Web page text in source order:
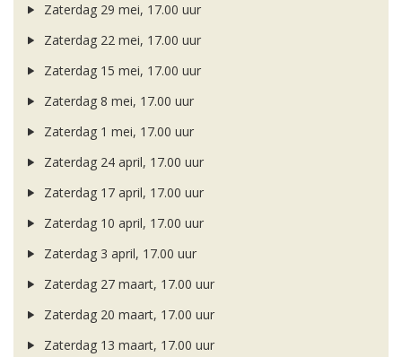
Zaterdag 29 mei, 17.00 uur
Zaterdag 22 mei, 17.00 uur
Zaterdag 15 mei, 17.00 uur
Zaterdag 8 mei, 17.00 uur
Zaterdag 1 mei, 17.00 uur
Zaterdag 24 april, 17.00 uur
Zaterdag 17 april, 17.00 uur
Zaterdag 10 april, 17.00 uur
Zaterdag 3 april, 17.00 uur
Zaterdag 27 maart, 17.00 uur
Zaterdag 20 maart, 17.00 uur
Zaterdag 13 maart, 17.00 uur